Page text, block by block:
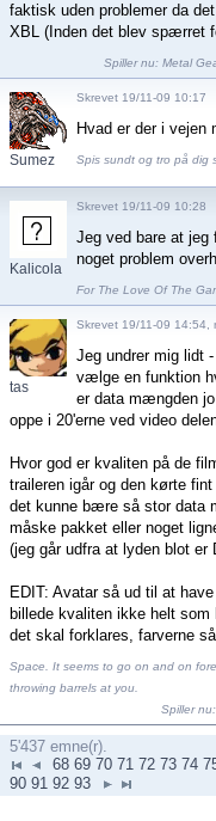
faktisk uden problemer da
XBL (Inden det blev spærret
Spiller nu: Metal
Sumez
Skrevet 19/11-09 10:17
Hvad er der i vejen
Spis sundt og tro på dig
Kalicola
Skrevet 19/11-09 10:28
Jeg ved bare at jeg
noget problem
For The Love Of The
tas
Skrevet 19/11-09 14:54,
Jeg undrer mig lidt
vælge en funktion
er data mængden
oppe i 20'erne ved video
Hvor god er kvaliten på de
traileren igår og den kørte
det kunne bære så stor data
måske pakket eller noget
(jeg går udfra at lyden blot
EDIT: Avatar så ud til at
billede kvaliten ikke helt
det skal forklares, farverne
Space. It seems to go on and on
throwing barrels at you.
Spiller nu:
5'437 emne(r).
68 69 70 71 72 73 74
90 91 92 93